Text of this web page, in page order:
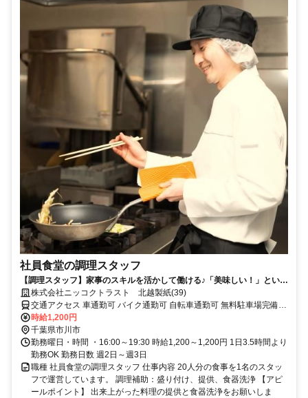
社員食堂の調理スタッフ
【調理スタッフ】家事のスキルを活かして働ける♪「美味しい！」という
誰かの声が力になります◎
株式会社ニッコクトラスト 北越製紙(39)
交通アクセス 車通勤可 バイク通勤可 自転車通勤可 無料駐車場完備
無料駐輪場完備
時給1,200円
千葉県市川市
勤務曜日・時間 ・16:00～19:30 時給1,200～1,200円 1日3.5時間より
勤務OK 勤務日数 週2日～週3日
職種 社員食堂の調理スタッフ 仕事内容 20人分の食事を1名のスタッ
フで運営しています。 調理補助：盛り付け、提供、食器洗浄 【アピ
ールポイント】 出来上がった料理の提供と食器洗浄をお願いしま